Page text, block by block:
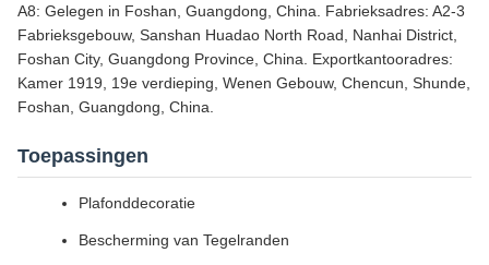
A8: Gelegen in Foshan, Guangdong, China. Fabrieksadres: A2-3
Fabrieksgebouw, Sanshan Huadao North Road, Nanhai District,
Foshan City, Guangdong Province, China. Exportkantooradres:
Kamer 1919, 19e verdieping, Wenen Gebouw, Chencun, Shunde,
Foshan, Guangdong, China.
Toepassingen
Plafonddecoratie
Bescherming van Tegelranden